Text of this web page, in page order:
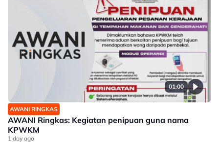
01:00
AWANI RINGKAS
AWANI Ringkas: Kegiatan penipuan guna nama
KPWKM
1 day ago